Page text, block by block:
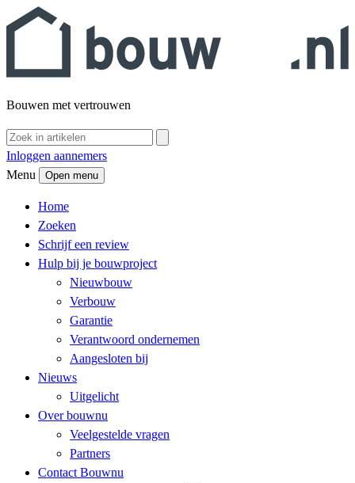
Bouwen met vertrouwen
Inloggen aannemers
Menu
Open menu
Home
Zoeken
Schrijf een review
Hulp bij je bouwproject
Nieuwbouw
Verbouw
Garantie
Verantwoord ondernemen
Aangesloten bij
Nieuws
Uitgelicht
Over bouwnu
Veelgestelde vragen
Partners
Contact Bouwnu